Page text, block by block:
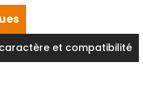
et compatibilité